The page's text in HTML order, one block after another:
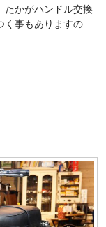
たかがハンドル交換
く事もありますの